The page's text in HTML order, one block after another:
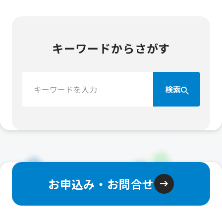
キーワードからさがす
索：
検索
お申込み・お問合せ